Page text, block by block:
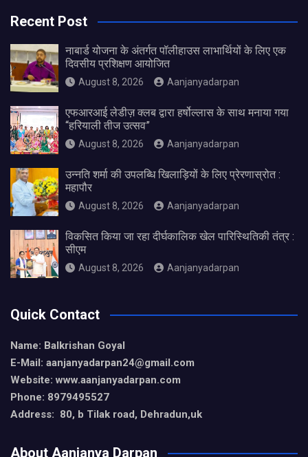
Recent Post
नाबार्ड योजना के अंतर्गत पॉलीहाउस लाभार्थियों के लिए एक
दिवसीय प्रशिक्षण आयोजित
August 8, 2026 Aanjanyadarpan
एफआरआई लेडीज़ क्लब द्वारा हर्षोल्लास के साथ मनाया गया
“हरियाली तीज उत्सव”
August 8, 2026 Aanjanyadarpan
उन्नति शर्मा की उपलब्धि खिलाड़ियों के लिए प्रेरणास्रोत :
महापौर
August 8, 2026 Aanjanyadarpan
विकसित किया जा रहा दीर्घकालिक खेल पारिस्थितिकी तंत्र :
सीएम
August 8, 2026 Aanjanyadarpan
Quick Contact
Name: Balkrishan Goyal
E-Mail: aanjanyadarpan24@gmail.com
Website: www.aanjanyadarpan.com
Phone: 8979495527
Address: 80, b Tilak road, Dehradun,uk
About Aanjanya Darpan